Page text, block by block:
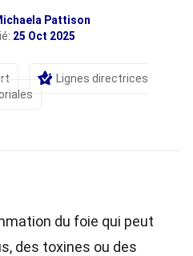
Pattison
25 Oct 2025
Lignes directrices
du foie qui peut
des toxines ou des